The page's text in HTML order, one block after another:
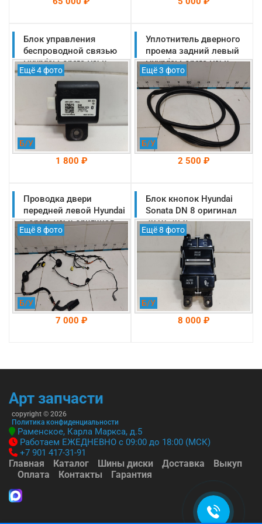
На складе: Раменское
-->
На складе: Раменское
-->
Блок управления
беспроводной связью
Hyundai Sonata DN 8
оригинал 2019-2025
(955B0L1001)
Ещё 4 фото
Б/У
1 800 ₽
На складе: Раменское
-->
Уплотнитель дверного
проема задний левый
Hyundai Sonata DN 8
оригинал 2019-2025
(83110L1001)
Ещё 3 фото
Б/У
2 500 ₽
На складе: Раменское
-->
Проводка двери
передней левой Hyundai
Sonata DN 8 оригинал
2019-2025
(91601L1180)
Ещё 8 фото
Б/У
7 000 ₽
-->
Блок кнопок Hyundai
Sonata DN 8 оригинал
2019-2025
(93300l1480nvc)
Ещё 8 фото
Б/У
8 000 ₽
-->
Арт запчасти
copyright © 2026
Политика конфиденциальности
Раменское, Карла Маркса, д.5
Работаем ЕЖЕДНЕВНО с 09:00 до 18:00 (МСК)
+7 901 417-31-91
Главная Каталог Шины диски Доставка
Выкуп
Оплата
Контакты Гарантия